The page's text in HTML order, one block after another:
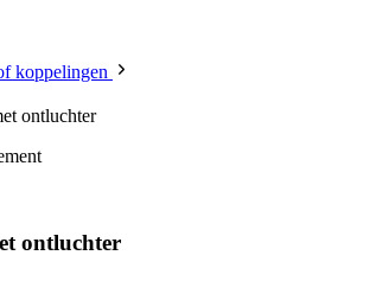
koppelingen
ontluchter
ontluchter